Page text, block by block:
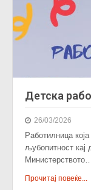
Детска
26/03/2026
Работилница
љубопитност кај
Прочитај повеќе...